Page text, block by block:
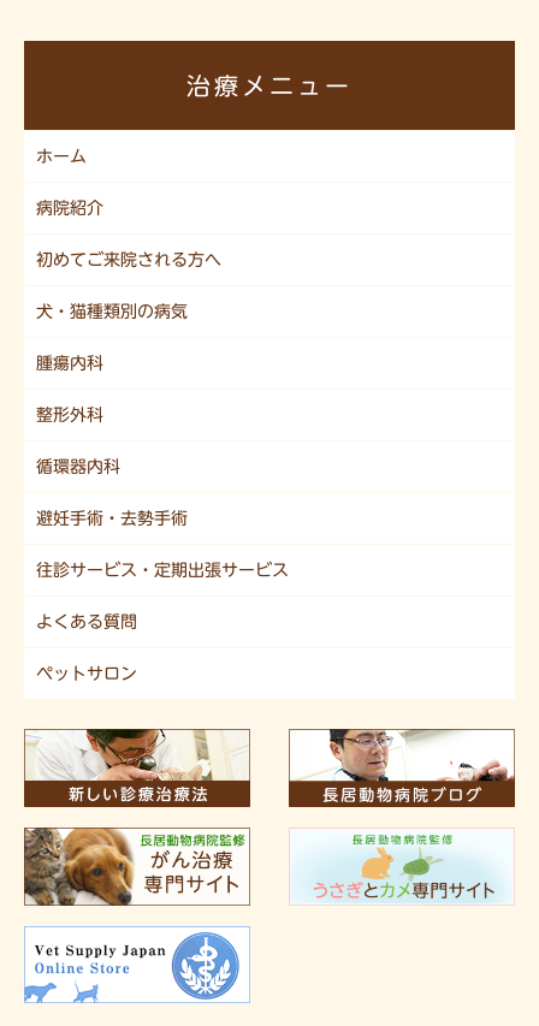
治療メニュー
ホーム
病院紹介
初めてご来院される方へ
犬・猫種類別の病気
腫瘍内科
整形外科
循環器内科
避妊手術・去勢手術
往診サービス・定期出張サービス
よくある質問
ペットサロン